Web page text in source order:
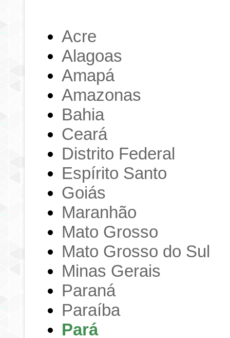
Acre
Alagoas
Amapá
Amazonas
Bahia
Ceará
Distrito Federal
Espírito Santo
Goiás
Maranhão
Mato Grosso
Mato Grosso do Sul
Minas Gerais
Paraná
Paraíba
Pará